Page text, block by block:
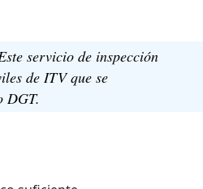
servicio de inspección
de ITV que se
DGT.